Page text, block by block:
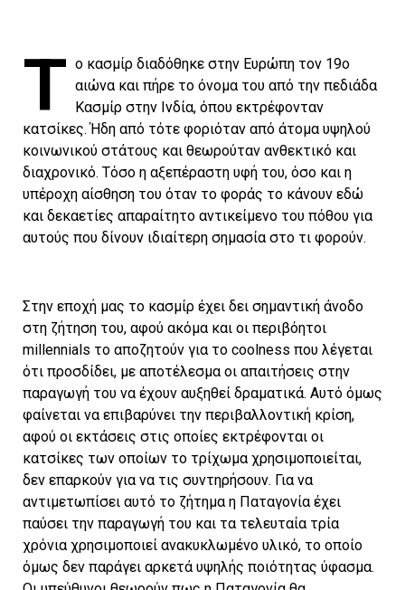
Τ ο κασμίρ διαδόθηκε στην Ευρώπη τον 19ο
αιώνα και πήρε το όνομα του από την πεδιάδα
Κασμίρ στην Ινδία, όπου εκτρέφονταν
κατσίκες. Ήδη από τότε φοριόταν από άτομα υψηλού
κοινωνικού στάτους και θεωρούταν ανθεκτικό και
διαχρονικό. Τόσο η αξεπέραστη υφή του, όσο και η
υπέροχη αίσθηση του όταν το φοράς το κάνουν εδώ
και δεκαετίες απαραίτητο αντικείμενο του πόθου για
αυτούς που δίνουν ιδιαίτερη σημασία στο τι φορούν.
Στην εποχή μας το κασμίρ έχει δει σημαντική άνοδο
στη ζήτηση του, αφού ακόμα και οι περιβόητοι
millennials το αποζητούν για το coolness που λέγεται
ότι προσδίδει, με αποτέλεσμα οι απαιτήσεις στην
παραγωγή του να έχουν αυξηθεί δραματικά. Αυτό όμως
φαίνεται να επιβαρύνει την περιβαλλοντική κρίση,
αφού οι εκτάσεις στις οποίες εκτρέφονται οι
κατσίκες των οποίων το τρίχωμα χρησιμοποιείται,
δεν επαρκούν για να τις συντηρήσουν. Για να
αντιμετωπίσει αυτό το ζήτημα η Παταγονία έχει
παύσει την παραγωγή του και τα τελευταία τρία
χρόνια χρησιμοποιεί ανακυκλωμένο υλικό, το οποίο
όμως δεν παράγει αρκετά υψηλής ποιότητας ύφασμα.